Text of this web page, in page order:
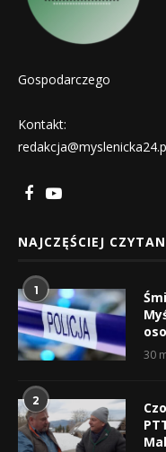
Gospodarczego
Kontakt:
NAJCZĘŚCIEJ
1
30
2